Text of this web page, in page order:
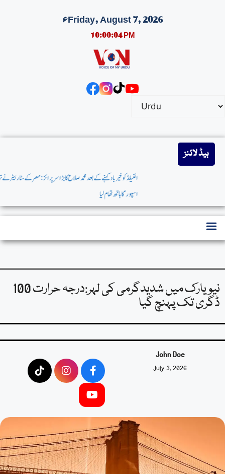
Friday, August 7, 2026ء
10:00:05 PM
ہیڈ لائنز
انفیلڈکوخیربادکہنےکےبعدمحمدصلاح کابڑا سرپرائز:مصرکےسٹاربیٹر نےترکش کلب’طرابزون
نیویارک میں شدیدگرمی کی لہر:درجہ حرارت 100
ڈگری تک پہنچ گیا
John Doe
July 3, 2026